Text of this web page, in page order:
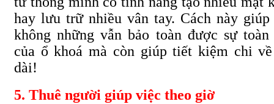
hay lưu trữ nhiều vân tay. Cách này giúp
không những vẫn bảo toàn được sự toàn
của ổ khoá mà còn giúp tiết kiệm chi
dài!
5. Thuê người giúp việc theo giờ